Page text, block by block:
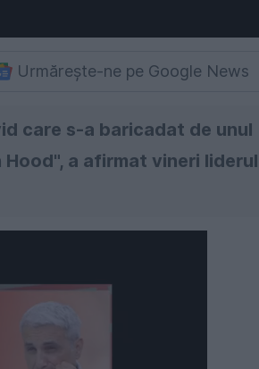
Urmărește-ne pe Google News
care s-a baricadat de unul
a afirmat vineri liderul